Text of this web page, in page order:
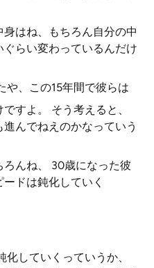
はね、もちろん自分の中
らい変わっているんだけ
や、この15年間で彼らは
すよ。 そう考えると、
んでねえのかなっていう
んね、 30歳になった彼
ドは鈍化していく
していくっていうか、